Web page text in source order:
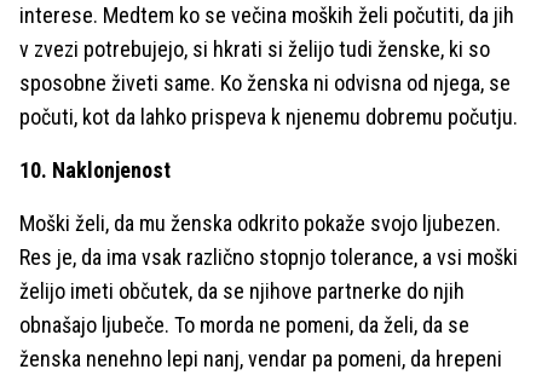
interese. Medtem ko se večina moških želi počutiti, da jih
v zvezi potrebujejo, si hkrati si želijo tudi ženske, ki so
sposobne živeti same. Ko ženska ni odvisna od njega, se
počuti, kot da lahko prispeva k njenemu dobremu počutju.
10. Naklonjenost
Moški želi, da mu ženska odkrito pokaže svojo ljubezen.
Res je, da ima vsak različno stopnjo tolerance, a vsi moški
želijo imeti občutek, da se njihove partnerke do njih
obnašajo ljubeče. To morda ne pomeni, da želi, da se
ženska nenehno lepi nanj, vendar pa pomeni, da hrepeni